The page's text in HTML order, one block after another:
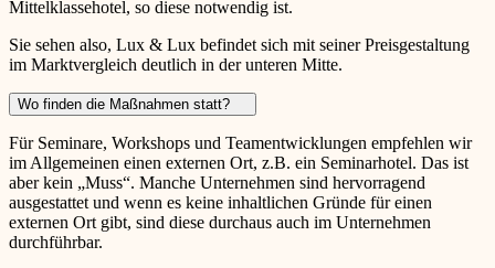
Mittelklassehotel, so diese notwendig ist.
Sie sehen also, Lux & Lux befindet sich mit seiner Preisgestaltung
im Marktvergleich deutlich in der unteren Mitte.
Wo finden die Maßnahmen statt?
Für Seminare, Workshops und Teamentwicklungen empfehlen wir
im Allgemeinen einen externen Ort, z.B. ein Seminarhotel. Das ist
aber kein „Muss“. Manche Unternehmen sind hervorragend
ausgestattet und wenn es keine inhaltlichen Gründe für einen
externen Ort gibt, sind diese durchaus auch im Unternehmen
durchführbar.